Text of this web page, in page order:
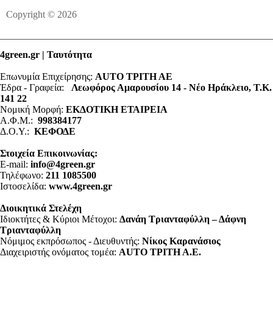
Copyright © 2026
4green.gr | Ταυτότητα
Επωνυμία Επιχείρησης: AUTO ΤΡΙΤΗ ΑΕ
Έδρα - Γραφεία: Λεωφόρος Αμαρουσίου 14 - Νέο Ηράκλειο, Τ.Κ.
141 22
Νομική Μορφή: ΕΚΔΟΤΙΚΗ ΕΤΑΙΡΕΙΑ
Α.Φ.Μ.: 998384177
Δ.Ο.Υ.: ΚΕΦΟΔΕ
Στοιχεία Επικοινωνίας:
E-mail: info@4green.gr
Τηλέφωνο: 211 1085500
Ιστοσελίδα: www.4green.gr
Διοικητικά Στελέχη
Ιδιοκτήτες & Κύριοι Μέτοχοι: Δανάη Τριανταφύλλη – Δάφνη
Τριανταφύλλη
Νόμιμος εκπρόσωπος - Διευθυντής: Νίκος Καρανάσιος
Διαχειριστής ονόματος τομέα: ΑUTO ΤΡΙΤΗ Α.Ε.